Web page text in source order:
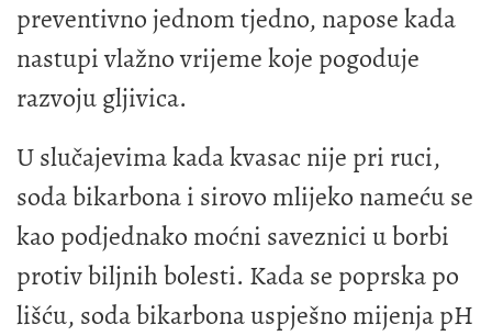
preventivno jednom tjedno, napose kada
nastupi vlažno vrijeme koje pogoduje
razvoju gljivica.
U slučajevima kada kvasac nije pri ruci,
soda bikarbona i sirovo mlijeko nameću se
kao podjednako moćni saveznici u borbi
protiv biljnih bolesti. Kada se poprska po
lišću, soda bikarbona uspješno mijenja pH